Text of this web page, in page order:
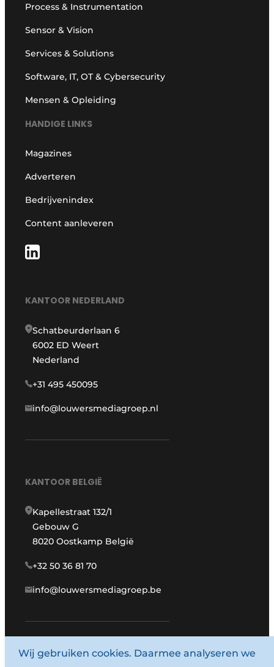
Process & Instrumentation
Sensor & Vision
Services & Solutions
Software, IT, OT & Cybersecurity
Mensen & Opleiding
HANDIGE LINKS
Magazines
Adverteren
Bedrijvenindex
Content aanleveren
KANTOOR NEDERLAND
Schatbeurderlaan 6
6002 ED Weert
Nederland
+31 495 450095
info@louwersmediagroep.nl
KANTOOR BELGIË
Kapellestraat 132/1
Gebouw G
8020 Oostkamp België
+32 50 36 81 70
info@louwersmediagroep.be
www.louwersmediagroep.com
Wij gebruiken cookies. Daarmee analyseren we